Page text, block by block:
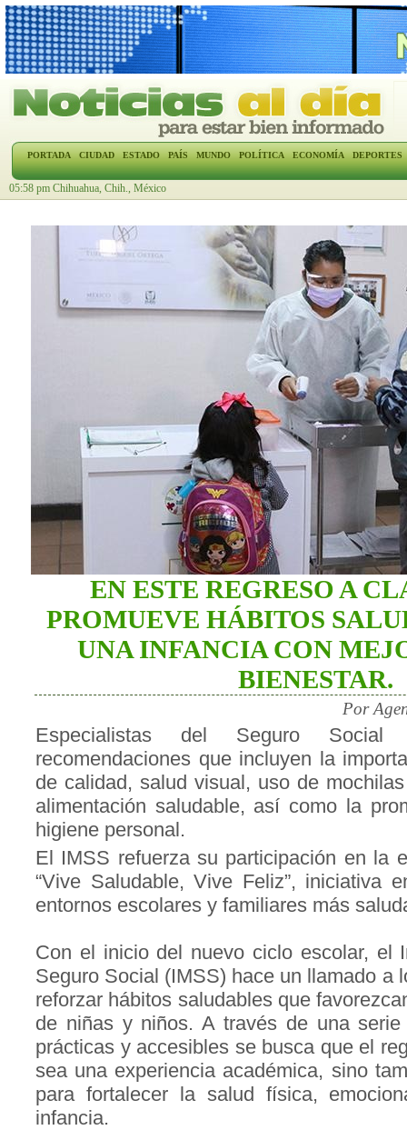
PORTADA CIUDAD ESTADO PAÍS MUNDO POLÍTICA ECONOMÍA DEPORTES
05:58 pm Chihuahua, Chih., México
EN ESTE REGRESO A
PROMUEVE HÁBITOS
UNA INFANCIA CON
BIENESTAR.
Por
Especialistas del Seguro Social
recomendaciones que incluyen la
de calidad, salud visual, uso de
alimentación saludable, así como la
higiene personal.
El IMSS refuerza su participación en la
“Vive Saludable, Vive Feliz”, iniciativa
entornos escolares y familiares más
Con el inicio del nuevo ciclo escolar, el
Seguro Social (IMSS) hace un llamado a
reforzar hábitos saludables que
de niñas y niños. A través de una serie
prácticas y accesibles se busca que el
sea una experiencia académica, sino
para fortalecer la salud física,
infancia.